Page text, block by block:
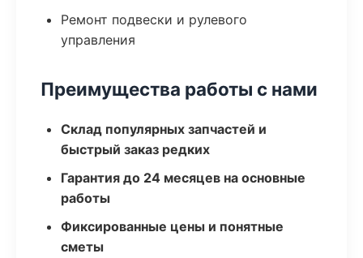
Ремонт подвески и рулевого
управления
Преимущества работы с нами
Склад популярных запчастей и
быстрый заказ редких
Гарантия до 24 месяцев на основные
работы
Фиксированные цены и понятные
сметы